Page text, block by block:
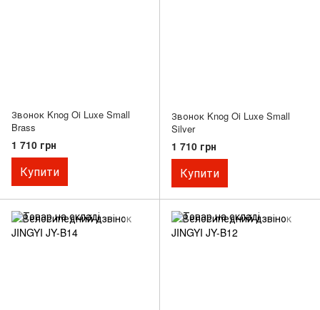
Звонок Knog Oi Luxe Small
Brass
1 710 грн
Купити
Звонок Knog Oi Luxe Small
Silver
1 710 грн
Купити